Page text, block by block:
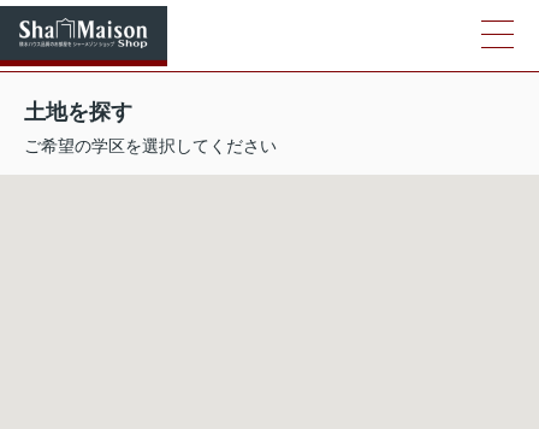
土地を探す
ご希望の学区を選択してください